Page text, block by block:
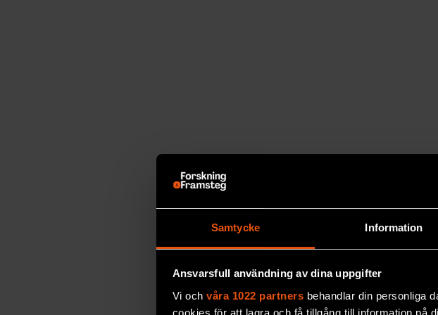
Samtycke Information
Ansvarsfull användning av dina uppgifter
Vi och våra 1022 partners behandlar din personliga
cookies för att lagra och få tillgång till information på
förbränning. Tester pågår både av att använda ammoniak i
förbränningsmotorer, men utvecklingen befinner sig ännu i ett
Ammoniak pekas även ut som ett lovande sätt att lagra energi
hjälp av sol- och vindenergi, som sedan omvandlas till ”grön”
utbyggd ska den producera 1,2 miljoner ton om året.